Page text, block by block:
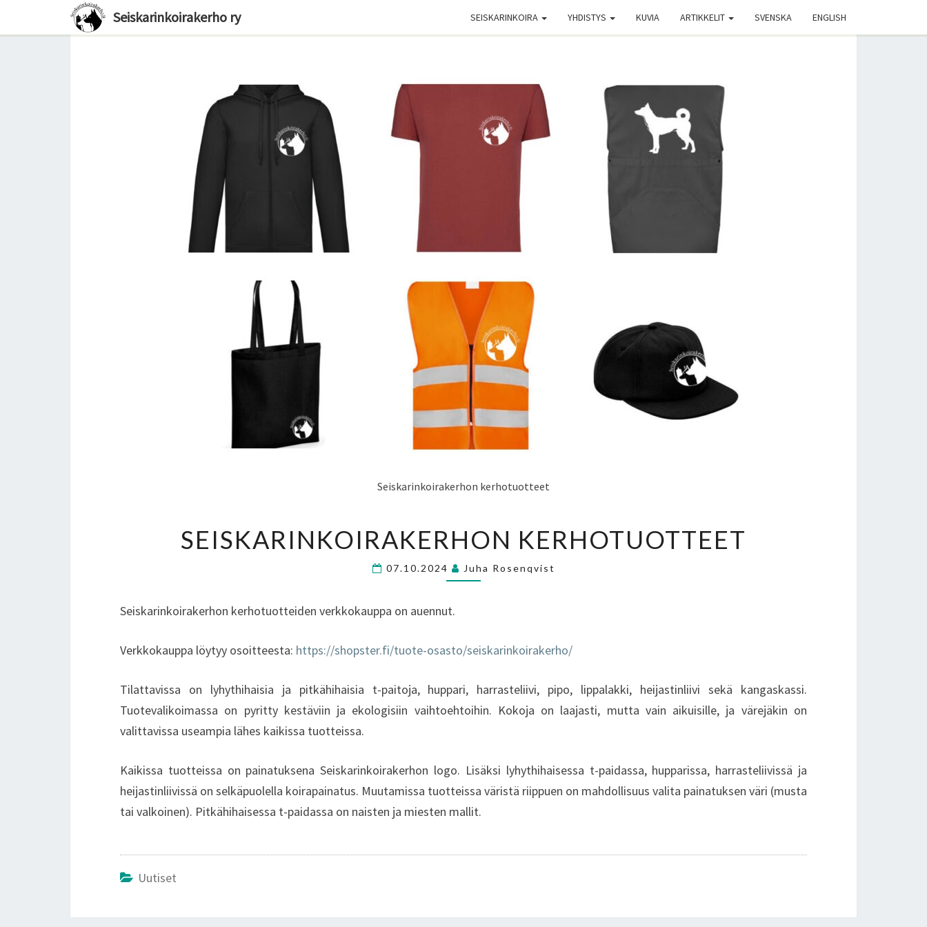
Seiskarinkoirakerho ry SEISKARINKOIRA YHDISTYS KUVIA ARTIKKELIT SVENSKA ENGLISH
Seiskarinkoirakerhon kerhotuotteet
KERHOTUOTTEET
SEISKARINKOIRAKERHON KERHOTUOTTEET
07.10.2024 Juha Rosenqvist
Seiskarinkoirakerhon kerhotuotteiden verkkokauppa on auennut.
Verkkokauppa löytyy osoitteesta: https://shopster.fi/tuote-osasto/seiskarinkoirakerho/
Tilattavissa on lyhythihaisia ja pitkähihaisia t-paitoja, huppari, harrasteliivi, pipo, lippalakki, heijastinliivi sekä kangaskassi.
Tuotevalikoimassa on pyritty kestäviin ja ekologisiin vaihtoehtoihin. Kokoja on laajasti, mutta vain aikuisille, ja värejäkin on
valittavissa useampia lähes kaikissa tuotteissa.
Kaikissa tuotteissa on painatuksena Seiskarinkoirakerhon logo. Lisäksi lyhythihaisessa t-paidassa, hupparissa, harrasteliivissä ja
heijastinliivissä on selkäpuolella koirapainatus. Muutamissa tuotteissa väristä riippuen on mahdollisuus valita painatuksen väri (musta
tai valkoinen). Pitkähihaisessa t-paidassa on naisten ja miesten mallit.
Uutiset